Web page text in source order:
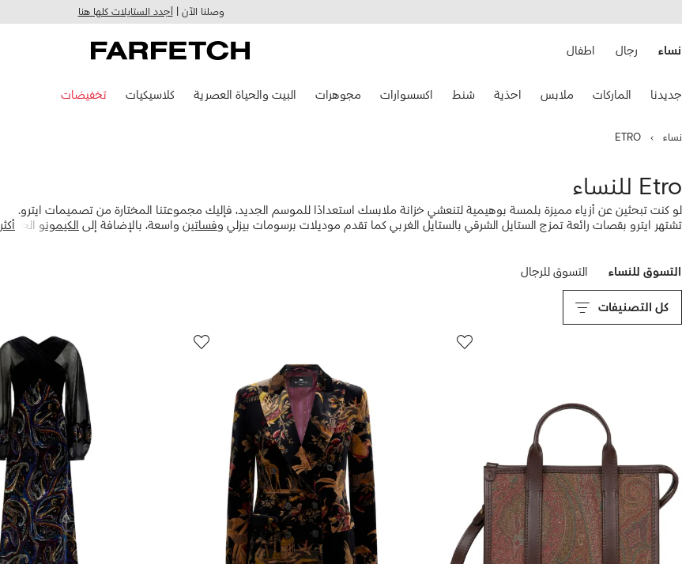
للمحتوى
وصلنا الآن | أجدد الستايلات كلها هنا
نساء رجال اطفال
جديدنا الماركات ملابس احذية شنط اكسسوارات مجوهرات البيت والحياة العصرية كلاسيكيات تخفيضات
نساء ETRO
Etro للنساء
لو كنت تبحثين عن أزياء مميزة بلمسة بوهيمية لتنعشي خزانة ملابسك استعدادًا للموسم الجديد، فإليك مجموعتنا المختارة من تصميمات ايترو.
تشتهر ايترو بقصات رائعة تمزج الستايل الشرقي بالستايل الغربي كما تقدم موديلات برسومات بيزلي وفساتين واسعة، بالإضافة إلى الكيمونو الحريري
أكثر
التسوق للنساء التسوق للرجال
كل التصنيفات